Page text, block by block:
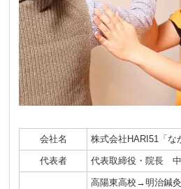
会社名 株式会社HARI51「な
代表者 代表取締役・院長
高陽東高校→明治鍼